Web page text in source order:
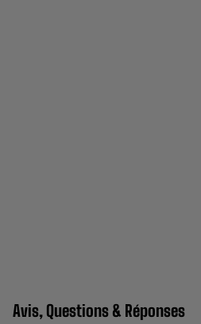
Avis, Questions & Réponses